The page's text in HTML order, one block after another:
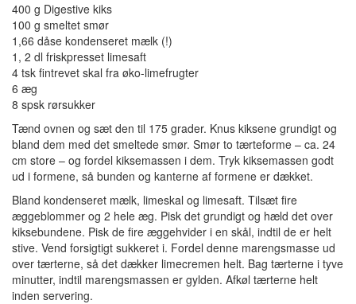
400 g Digestive kiks
100 g smeltet smør
1,66 dåse kondenseret mælk (!)
1, 2 dl friskpresset limesaft
4 tsk fintrevet skal fra øko-limefrugter
6 æg
8 spsk rørsukker
Tænd ovnen og sæt den til 175 grader. Knus kiksene grundigt og
bland dem med det smeltede smør. Smør to tærteforme – ca. 24
cm store – og fordel kiksemassen i dem. Tryk kiksemassen godt
ud i formene, så bunden og kanterne af formene er dækket.
Bland kondenseret mælk, limeskal og limesaft. Tilsæt fire
æggeblommer og 2 hele æg. Pisk det grundigt og hæld det over
kiksebundene. Pisk de fire æggehvider i en skål, indtil de er helt
stive. Vend forsigtigt sukkeret i. Fordel denne marengsmasse ud
over tærterne, så det dækker limecremen helt. Bag tærterne i tyve
minutter, indtil marengsmassen er gylden. Afkøl tærterne helt
inden servering.